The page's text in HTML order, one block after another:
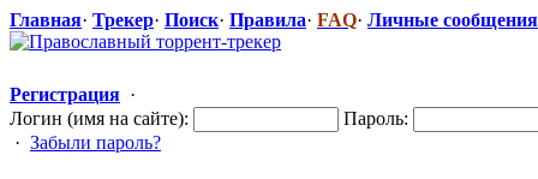
Главная· Трекер· Поиск· Правила· FAQ· Личные сообщения
Регистрация ·
Логин (имя на сайте):
Пароль:
· Забыли пароль?